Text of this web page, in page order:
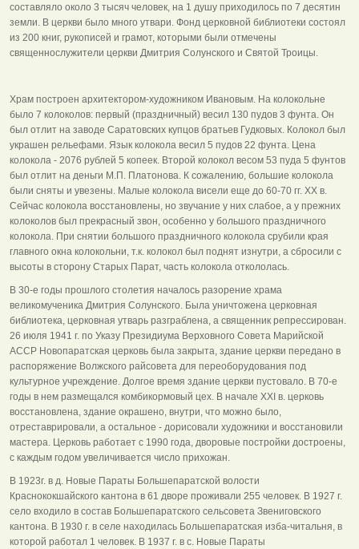
составляло около 3 тысяч человек, на 1 душу приходилось по 7 десятин
земли. В церкви было много утвари. Фонд церковной библиотеки состоял
из 200 книг, рукописей и грамот, которыми были отмечены
священнослужители церкви Дмитрия Солунского и Святой Троицы.
Храм построен архитектором-художником Ивановым. На колокольне
было 7 колоколов: первый (праздничный) весил 130 пудов 3 фунта. Он
был отлит на заводе Саратовских купцов братьев Гудковых. Колокол был
украшен рельефами. Язык колокола весил 5 пудов 22 фунта. Цена
колокола - 2076 рублей 5 копеек. Второй колокол весом 53 пуда 5 фунтов
был отлит на деньги М.П. Платонова. К сожалению, большие колокола
были сняты и увезены. Малые колокола висели еще до 60-70 гг. XX в.
Сейчас колокола восстановлены, но звучание у них слабое, а у прежних
колоколов был прекрасный звон, особенно у большого праздничного
колокола. При снятии большого праздничного колокола срубили края
главного окна колокольни, т.к. колокол был поднят изнутри, а сбросили с
высоты в сторону Старых Парат, часть колокола откололась.
В 30-е годы прошлого столетия началось разорение храма
великомученика Дмитрия Солунского. Была уничтожена церковная
библиотека, церковная утварь разграблена, а священник репрессирован.
26 июля 1941 г. по Указу Президиума Верховного Совета Марийской
АССР Новопаратская церковь была закрыта, здание церкви передано в
распоряжение Волжского райсовета для переоборудования под
культурное учреждение. Долгое время здание церкви пустовало. В 70-е
годы в нем размещался комбикормовый цех. В начале XXI в. церковь
восстановлена, здание окрашено, внутри, что можно было,
отреставрировали, а остальное - дорисовали художники и восстановили
мастера. Церковь работает с 1990 года, дворовые постройки достроены,
с каждым годом увеличивается число прихожан.
В 1923г. в д. Новые Параты Большепаратской волости
Краснококшайского кантона в 61 дворе проживали 255 человек. В 1927 г.
село входило в состав Большепаратского сельсовета Звениговского
кантона. В 1930 г. в селе находилась Большепаратская изба-читальня, в
которой работал 1 человек. В 1937 г. в с. Новые Параты